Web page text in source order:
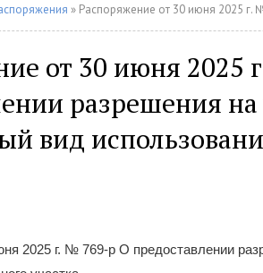
» Распоряжение от 30 июня 2025 г. № 769-р О
от 30 июня 2025
разрешения на
вид
2025 г. № 769-р О предоставлении